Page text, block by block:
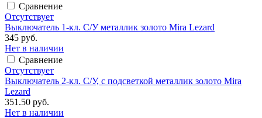
Сравнение
Отсутствует
Выключатель 1-кл. С/У металлик золото Mira Lezard
345 руб.
Нет в наличии
Сравнение
Отсутствует
Выключатель 2-кл. С/У, с подсветкой металлик золото Mira
Lezard
351.50 руб.
Нет в наличии